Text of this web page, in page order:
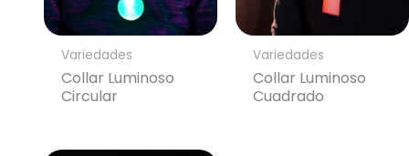
Variedades
Collar Luminoso
Circular
Variedades
Collar Luminoso
Cuadrado